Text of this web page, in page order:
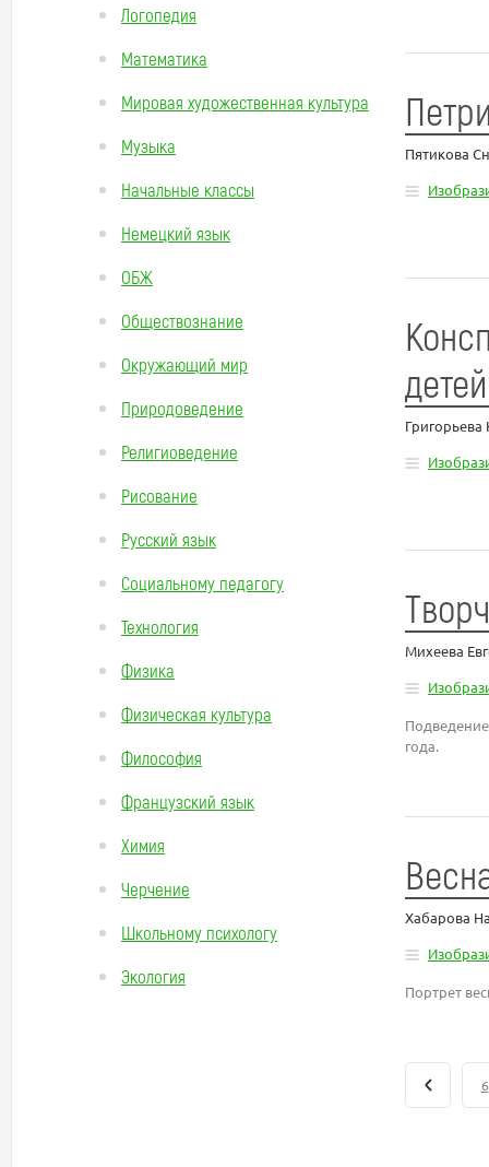
Логопедия
Математика
Мировая художественная культура
Музыка
Начальные классы
Немецкий язык
ОБЖ
Обществознание
Окружающий мир
Природоведение
Религиоведение
Рисование
Русский язык
Социальному педагогу
Технология
Физика
Физическая культура
Философия
Французский язык
Химия
Черчение
Школьному психологу
Экология
Пятикова
Михеева
года.
Хабарова
Портрет
6